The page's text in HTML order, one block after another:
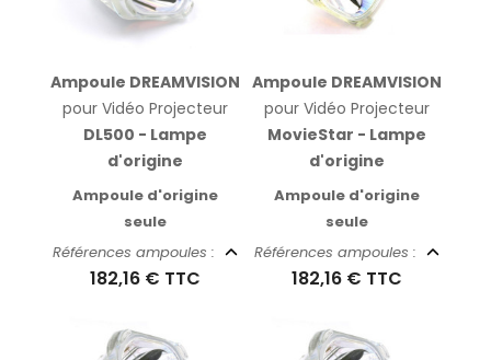
Ampoule DREAMVISION
pour Vidéo Projecteur
DL500 - Lampe
d'origine
Ampoule d'origine
seule
Références ampoules :
182,16 € TTC
Ampoule DREAMVISION
pour Vidéo Projecteur
MovieStar - Lampe
d'origine
Ampoule d'origine
seule
Références ampoules :
182,16 € TTC